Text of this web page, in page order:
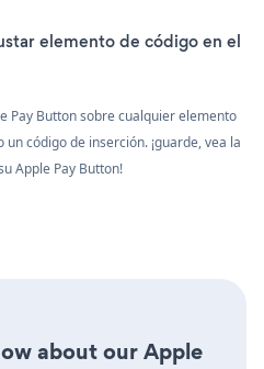
elemento de código en el
Pay Button sobre cualquier elemento
código de inserción. ¡guarde, vea la
Apple Pay Button!
about our Apple